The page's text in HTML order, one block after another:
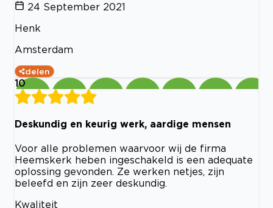
24 September 2021
Henk
Amsterdam
delen
10
Deskundig en keurig werk, aardige mensen
Voor alle problemen waarvoor wij de firma
Heemskerk heben ingeschakeld is een adequate
oplossing gevonden. Ze werken netjes, zijn
beleefd en zijn zeer deskundig.
Kwaliteit